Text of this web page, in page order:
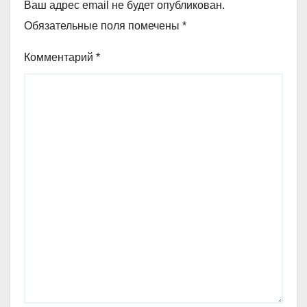
Ваш адрес email не будет опубликован.
Обязательные поля помечены *
Комментарий *